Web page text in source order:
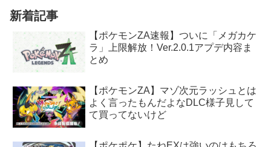
新着記事
【ポケモンZA速報】ついに「メガカケ
ラ」上限解放！Ver.2.0.1アプデ内容ま
とめ
【ポケモンZA】マゾ次元ラッシュとは
よく言ったもんだよなDLC様子見して
て買ってないけど